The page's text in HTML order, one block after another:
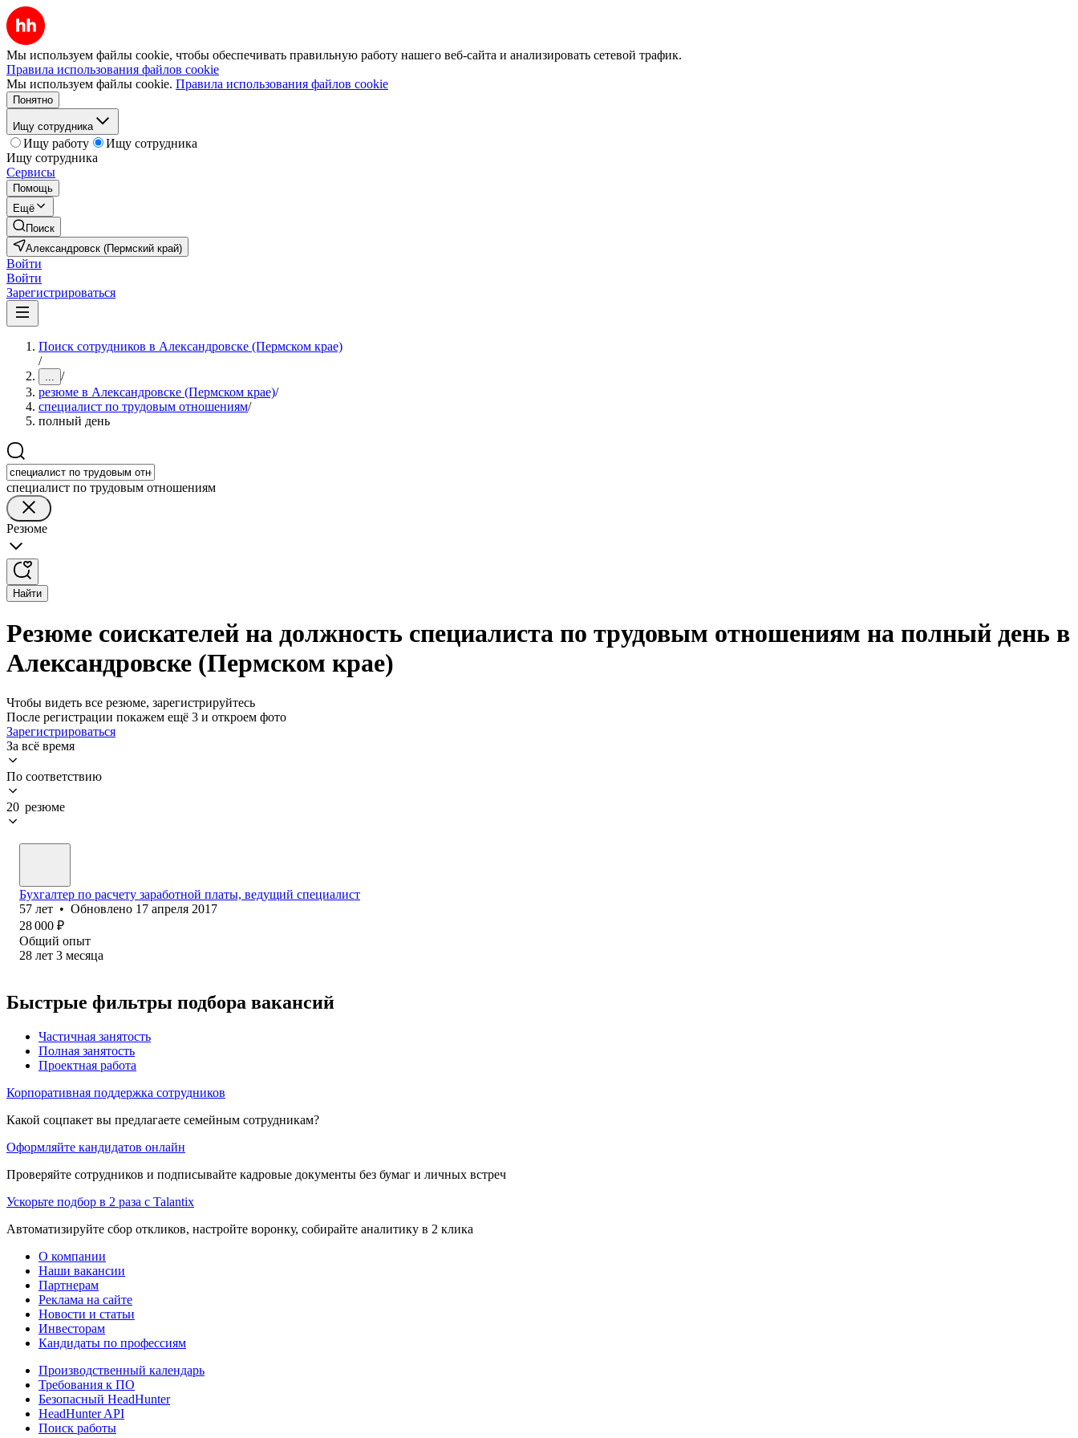
Мы используем файлы cookie, чтобы обеспечивать правильную работу нашего веб-сайта и анализировать сетевой трафик.
Правила использования файлов cookie
Мы используем файлы cookie. Правила использования файлов cookie
Понятно
Ищу сотрудника
Ищу работу
Ищу сотрудника
Ищу сотрудника
Сервисы
Помощь
Ещё
Поиск
Александровск (Пермский край)
Войти
Войти
Зарегистрироваться
Поиск сотрудников в Александровске (Пермском крае)
/
... /
резюме в Александровске (Пермском крае)/
специалист по трудовым отношениям/
полный день
специалист по трудовым отношениям
Резюме
Найти
Резюме соискателей на должность специалиста по трудовым отношениям на полный день в
Александровске (Пермском крае)
Чтобы видеть все резюме, зарегистрируйтесь
После регистрации покажем ещё 3 и откроем фото
Зарегистрироваться
За всё время
По соответствию
20 резюме
Бухгалтер по расчету заработной платы, ведущий специалист
57 лет • Обновлено 17 апреля 2017
28 000 ₽
Общий опыт
28 лет 3 месяца
Быстрые фильтры подбора вакансий
Частичная занятость
Полная занятость
Проектная работа
Корпоративная поддержка сотрудников
Какой соцпакет вы предлагаете семейным сотрудникам?
Оформляйте кандидатов онлайн
Проверяйте сотрудников и подписывайте кадровые документы без бумаг и личных встреч
Ускорьте подбор в 2 раза с Talantix
Автоматизируйте сбор откликов, настройте воронку, собирайте аналитику в 2 клика
О компании
Наши вакансии
Партнерам
Реклама на сайте
Новости и статьи
Инвесторам
Кандидаты по профессиям
Производственный календарь
Требования к ПО
Безопасный HeadHunter
HeadHunter API
Поиск работы